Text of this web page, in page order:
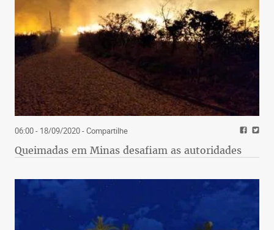
06:00 - 18/09/2020- Compartilhe
Queimadas em Minas desafiam as autoridades